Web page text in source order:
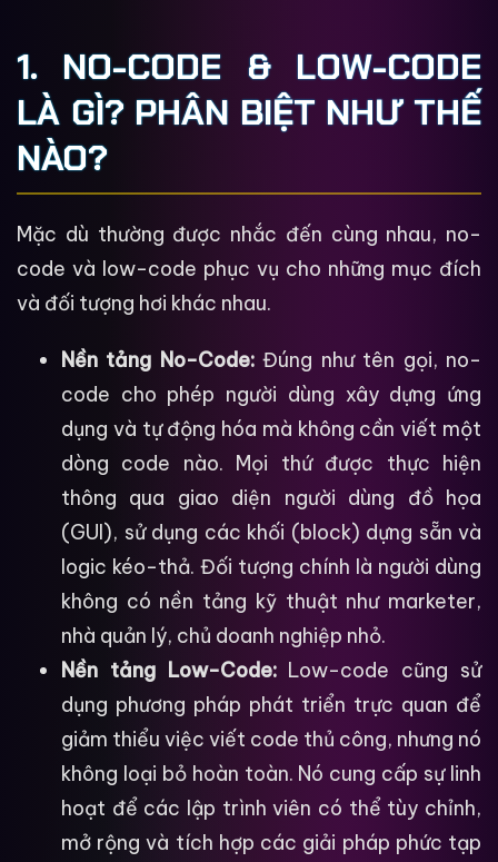
1. NO-CODE & LOW-CODE
LÀ GÌ? PHÂN BIỆT NHƯ THẾ
NÀO?
Mặc dù thường được nhắc đến cùng nhau, no-
code và low-code phục vụ cho những mục đích
và đối tượng hơi khác nhau.
Nền tảng No-Code:Đúng như tên gọi, no-
code cho phép người dùng xây dựng ứng
dụng và tự động hóa mà không cần viết một
dòng code nào. Mọi thứ được thực hiện
thông qua giao diện người dùng đồ họa
(GUI), sử dụng các khối (block) dựng sẵn và
logic kéo-thả. Đối tượng chính là người dùng
không có nền tảng kỹ thuật như marketer,
nhà quản lý, chủ doanh nghiệp nhỏ.
Nền tảng Low-Code:Low-code cũng sử
dụng phương pháp phát triển trực quan để
giảm thiểu việc viết code thủ công, nhưng nó
không loại bỏ hoàn toàn. Nó cung cấp sự linh
hoạt để các lập trình viên có thể tùy chỉnh,
mở rộng và tích hợp các giải pháp phức tạp